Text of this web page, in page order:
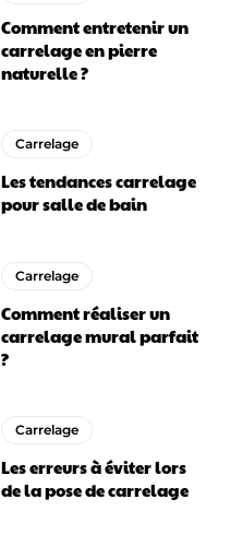
Comment entretenir un
carrelage en pierre
naturelle ?
Carrelage
Les tendances carrelage
pour salle de bain
Carrelage
Comment réaliser un
carrelage mural parfait
?
Carrelage
Les erreurs à éviter lors
de la pose de carrelage